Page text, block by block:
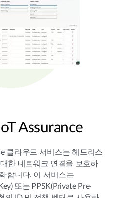
Assurance
클라우드 서비스는 헤드리스
한 네트워크 연결을 보호하
합니다. 이 서비스는
또는 PPSK(Private Pre-